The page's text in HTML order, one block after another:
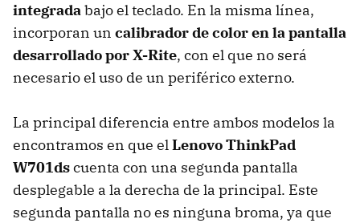
integradabajo el teclado. En la misma línea,
incorporan un calibrador de color en la pantalla
desarrollado por X-Rite, con el que no será
necesario el uso de un periférico externo.
La principal diferencia entre ambos modelos la
encontramos en que elLenovo ThinkPad
W701dscuenta con una segunda pantalla
desplegable a la derecha de la principal. Este
segunda pantalla no es ninguna broma, ya que